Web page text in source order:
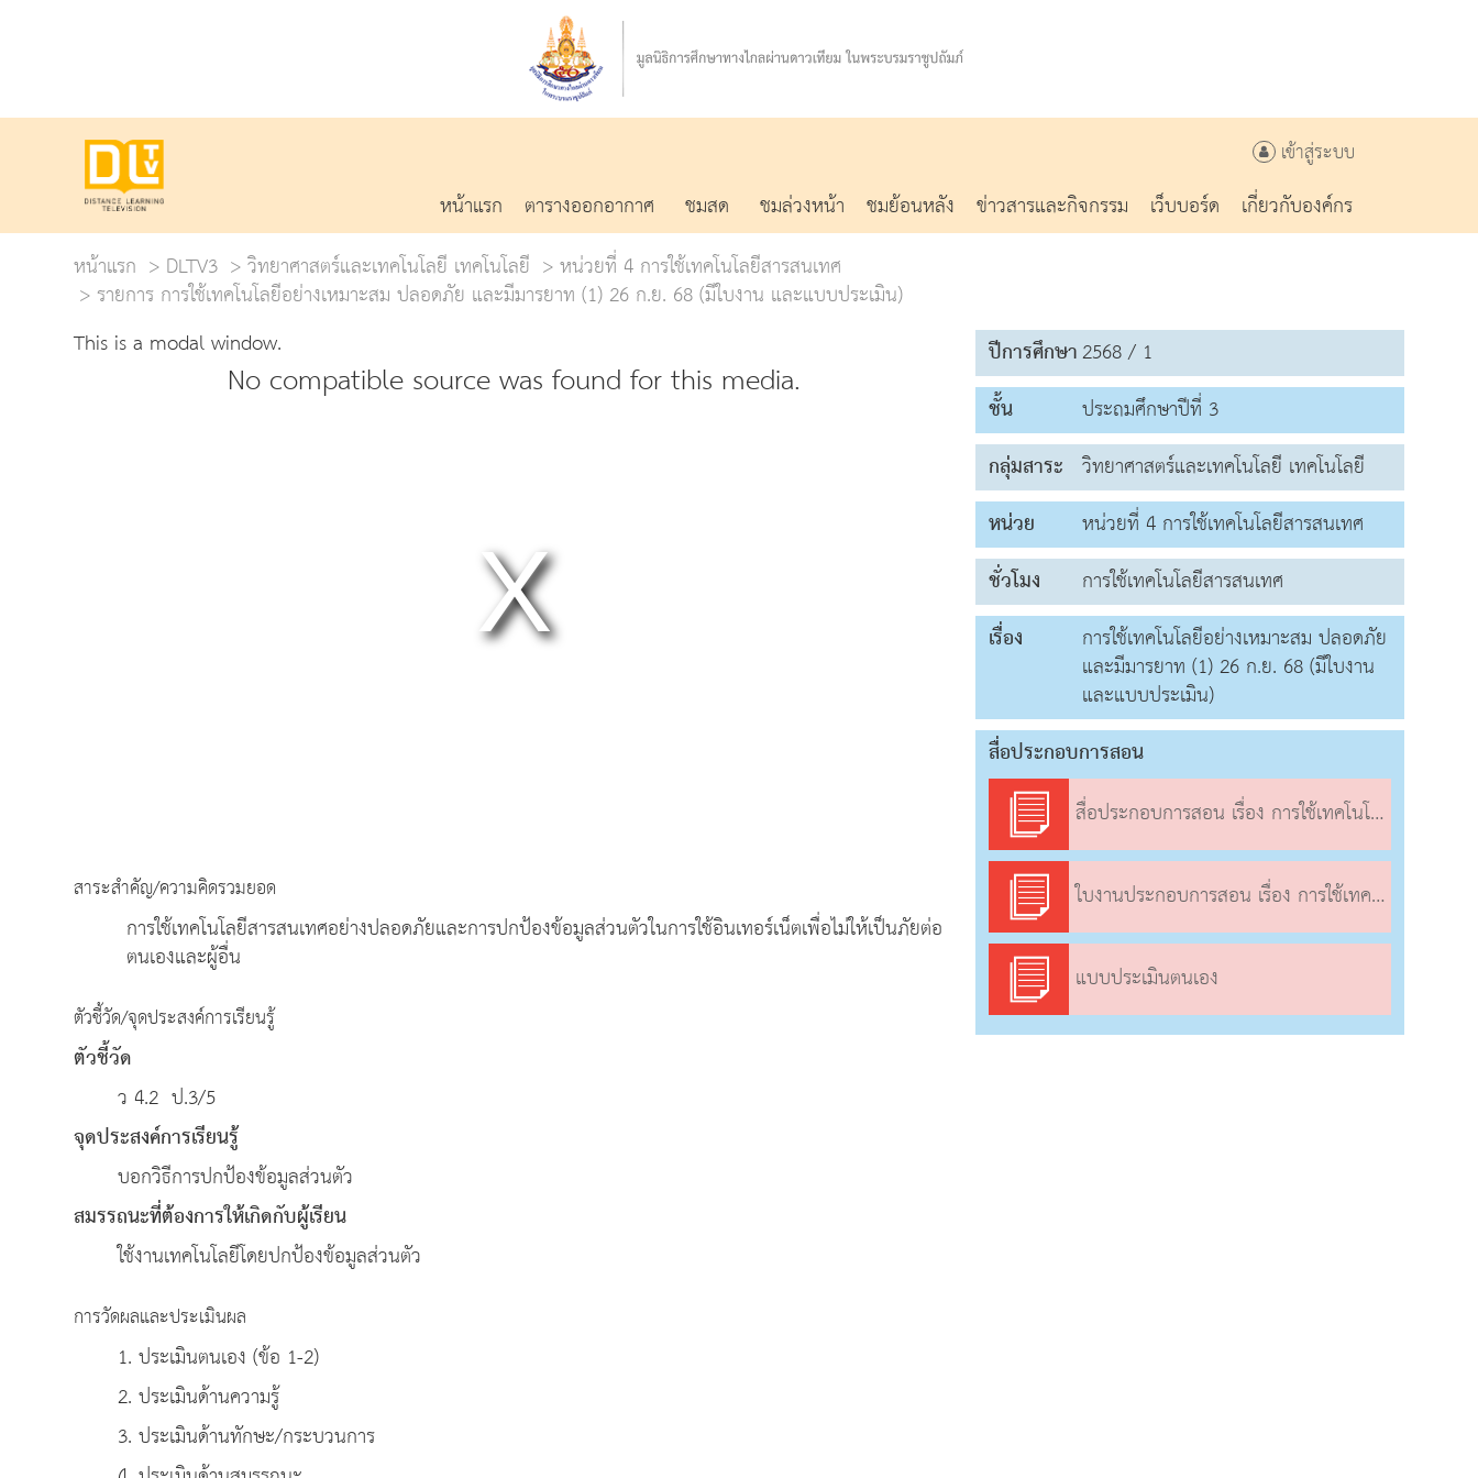
เข้าสู่ระบบ
หน้าแรก ตารางออกอากาศ ชมสด ชมล่วงหน้า ชมย้อนหลัง ข่าวสารและกิจกรรม เว็บบอร์ด
เกี่ยวกับองค์กร
หน้าแรก
DLTV3 วิทยาศาสตร์และเทคโนโลยี เทคโนโลยี หน่วยที่ 4 การใช้เทคโนโลยีสารสนเทศ
รายการ การใช้เทคโนโลยีอย่างเหมาะสม ปลอดภัย และมีมารยาท (1) 26 ก.ย. 68 (มีใบงาน และแบบประเมิน)
This is a modal window.
No compatible source was found for this media.
สาระสำคัญ/ความคิดรวมยอด
การใช้เทคโนโลยีสารสนเทศอย่างปลอดภัยและการปกป้องข้อมูลส่วนตัวในการใช้อินเทอร์เน็ตเพื่อไม่ให้เป็นภัยต่อ
ตนเองและผู้อื่น
ตัวชี้วัด/จุดประสงค์การเรียนรู้
ตัวชี้วัด
ว 4.2 ป.3/5
จุดประสงค์การเรียนรู้
บอกวิธีการปกป้องข้อมูลส่วนตัว
สมรรถนะที่ต้องการให้เกิดกับผู้เรียน
ใช้งานเทคโนโลยีโดยปกป้องข้อมูลส่วนตัว
การวัดผลและประเมินผล
1. ประเมินตนเอง (ข้อ 1-2)
2. ประเมินด้านความรู้
3. ประเมินด้านทักษะ/กระบวนการ
ปีการศึกษา2568 / 1
ชั้น
ประถมศึกษาปีที่ 3
กลุ่มสาระ วิทยาศาสตร์และเทคโนโลยี เทคโนโลยี
หน่วย
หน่วยที่ 4 การใช้เทคโนโลยีสารสนเทศ
ชั่วโมง
การใช้เทคโนโลยีสารสนเทศ
เรื่อง
การใช้เทคโนโลยีอย่างเหมาะสม ปลอดภัย
และมีมารยาท (1) 26 ก.ย. 68 (มีใบงาน
และแบบประเมิน)
สื่อประกอบการสอน
สื่อประกอบการสอน เรื่อง การใช้เทคโนโลยีอย่างเหมาะสม ปลอดภัย และมีมารยาท (1)
ใบงานประกอบการสอน เรื่อง การใช้เทคโนโลยีอย่างเหมาะสม ปลอดภัย และมีมารยาท (1)
แบบประเมินตนเอง